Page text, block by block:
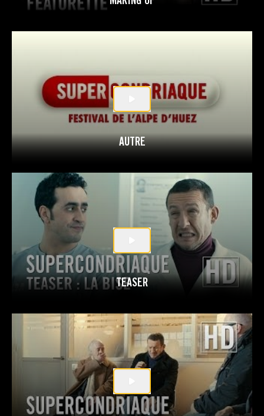
AUTRE
TEASER